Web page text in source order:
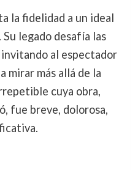
la fidelidad a un ideal
legado desafía las
al espectador
mirar más allá de la
cuya obra,
fue breve, dolorosa,